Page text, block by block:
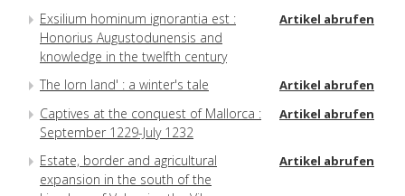
Exsilium hominum ignorantia est :
Honorius Augustodunensis and
knowledge in the twelfth century
Artikel abrufen
The lorn land' : a winter's tale Artikel abrufen
Captives at the conquest of Mallorca :
September 1229-July 1232
Artikel abrufen
Estate, border and agricultural
expansion in the south of the
Artikel abrufen